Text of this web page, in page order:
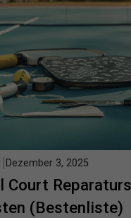
Court
(Bestenliste)
Dezember 3, 2025